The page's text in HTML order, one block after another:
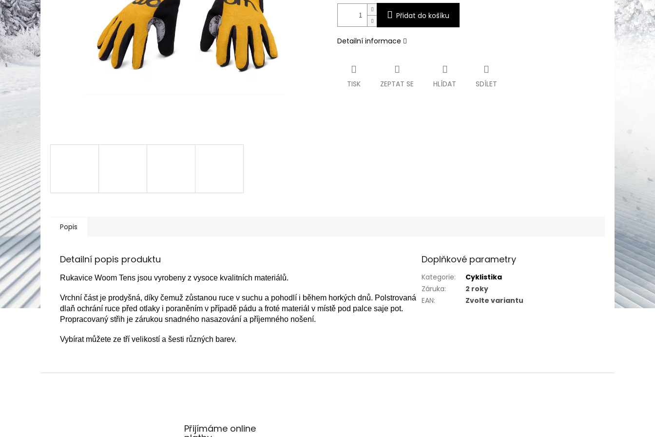
Přidat do košíku
Detailní informace
TISK ZEPTAT SE HLÍDAT SDÍLET
Popis
Detailní popis produktu
Rukavice Woom Tens jsou vyrobeny z vysoce kvalitních materiálů.
Vrchní část je prodyšná, díky čemuž zůstanou ruce v suchu a pohodlí i během horkých dnů. Polstrovaná
dlaň ochrání ruce před otlaky i poraněním v případě pádu a froté materiál v místě pod palce saje pot.
Propracovaný střih je zárukou snadného nasazování a příjemného nošení.
Vybírat můžete ze tří velikostí a šesti různých barev.
Doplňkové parametry
Kategorie:
Cyklistika
Záruka:
2 roky
EAN: Zvolte variantu
Přijímáme online